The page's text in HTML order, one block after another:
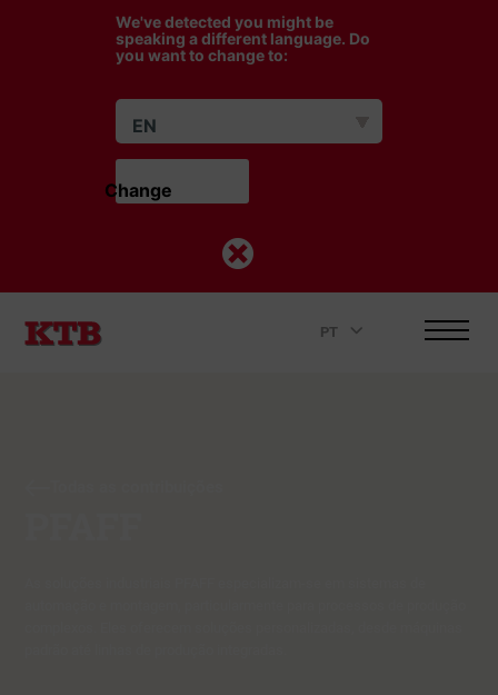
We've detected you might be
speaking a different language. Do
you want to change to:
EN
Change
PT .